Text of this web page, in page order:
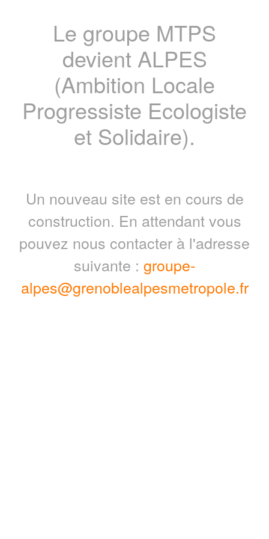
Le groupe MTPS
devient ALPES
(Ambition Locale
Progressiste Ecologiste
et Solidaire).
Un nouveau site est en cours de
construction. En attendant vous
pouvez nous contacter à l'adresse
suivante : groupe-
alpes@grenoblealpesmetropole.fr